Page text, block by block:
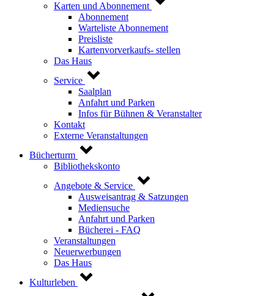
Karten und Abonnement
Abonnement
Warteliste Abonnement
Preisliste
Kartenvorverkaufs- stellen
Das Haus
Service
Saalplan
Anfahrt und Parken
Infos für Bühnen & Veranstalter
Kontakt
Externe Veranstaltungen
Bücherturm
Bibliothekskonto
Angebote & Service
Ausweisantrag & Satzungen
Mediensuche
Anfahrt und Parken
Bücherei - FAQ
Veranstaltungen
Neuerwerbungen
Das Haus
Kulturleben